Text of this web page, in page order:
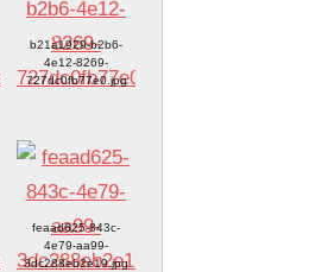
b21a1929-b2b6-
4e12-8269-
727dc0fb77e0.jpg
feaad625-843c-
4e79-aa99-
3dc288eb2e19.jpg